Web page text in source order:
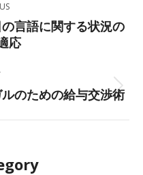
言語に関する状況の
応
のための給与交渉術